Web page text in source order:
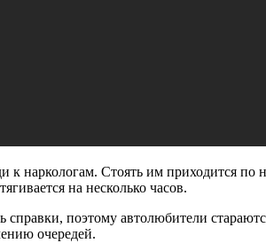
наркологам. Стоять им приходится по
на несколько часов.
справки, поэтому автолюбители
очередей.